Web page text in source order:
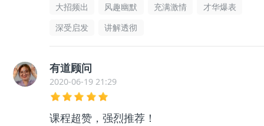
大招频出 风趣幽默 充满激情
才华爆表
深受启发
讲解透彻
有道顾问
2020-06-19 21:29
课程超赞，强烈推荐！